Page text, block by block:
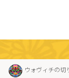
ウォヴィチの切